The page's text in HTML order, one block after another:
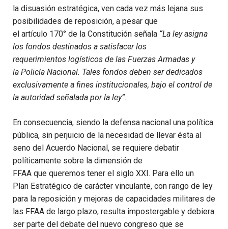
la disuasión estratégica, ven cada vez más lejana sus
posibilidades de reposición, a pesar que
el artículo 170° de la Constitución señala “La ley asigna
los fondos destinados a satisfacer los
requerimientos logísticos de las Fuerzas Armadas y
la Policía Nacional. Tales fondos deben ser dedicados
exclusivamente a fines institucionales, bajo el control de
la autoridad señalada por la ley”.
En consecuencia, siendo la defensa nacional una política
pública, sin perjuicio de la necesidad de llevar ésta al
seno del Acuerdo Nacional, se requiere debatir
políticamente sobre la dimensión de
FFAA que queremos tener el siglo XXI. Para ello un
Plan Estratégico de carácter vinculante, con rango de ley
para la reposición y mejoras de capacidades militares de
las FFAA de largo plazo, resulta impostergable y debiera
ser parte del debate del nuevo congreso que se